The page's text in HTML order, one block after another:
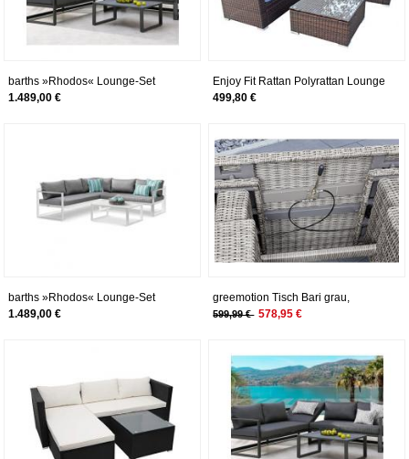
barths »Rhodos« Lounge-Set
anthrazit
1.489,00 €
Enjoy Fit Rattan Polyrattan Lounge
Sitzgruppe Garnitur Gartenmöbel
499,80 €
barths »Rhodos« Lounge-Set
weiß/grau
1.489,00 €
greemotion Tisch Bari grau,
Terassentisch mit Gasdruckfeder
Tisch für 4 Personen, Gartenmöbel
aus Aluminumgestell und
Polyrattan, witterungsbeständig
599,99 € 578,95 €